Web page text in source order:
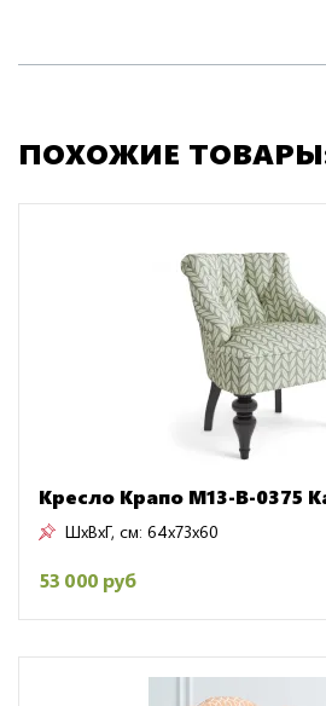
ПОХОЖИЕ
Кресло Крапо M13-B-0375
ШxВxГ, см: 64x73x60
53 000 руб